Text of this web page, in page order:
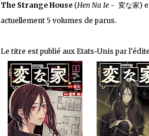
The Strange House (Hen Na Ie - 変な家)
actuellement 5 volumes de parus.
Le titre est publié aux Etats-Unis par